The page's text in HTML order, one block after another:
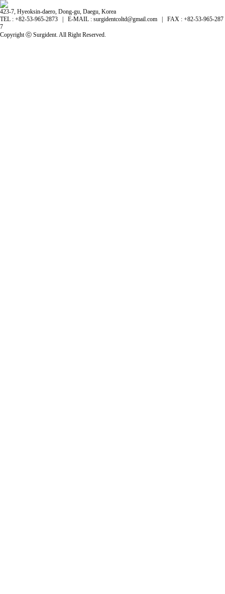
423-7, Hyeoksin-daero, Dong-gu, Daegu, Korea
TEL : +82-53-965-2873 | E-MAIL : surgidentcoltd@gmail.com | FAX : +82-53-965-287
7
Copyright ⓒ Surgident. All Right Reserved.